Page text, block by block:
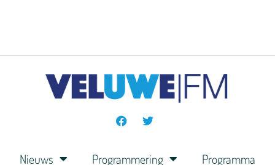
Nieuws Programmering
Programma